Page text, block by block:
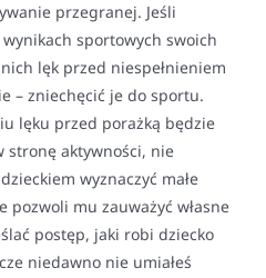
przegranej. Jeśli
sportowych swoich
lęk przed niespełnieniem
– zniechęcić je do sportu.
lęku przed porażką będzie
stronę aktywności, nie
wyznaczyć małe
pozwoli mu zauważyć własne
postęp, jaki robi dziecko
niedawno nie umiałeś